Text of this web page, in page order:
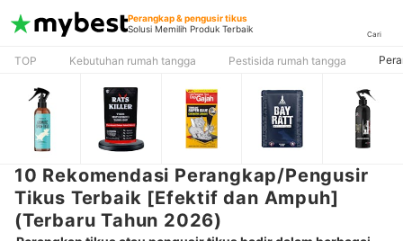
Perangkap & pengusir tikus
Solusi Memilih Produk Terbaik
Cari
TOP Kebutuhan rumah tangga Pestisida rumah tangga
10 Rekomendasi Perangkap/Pengusir
Tikus Terbaik [Efektif dan Ampuh]
(Terbaru Tahun 2026)